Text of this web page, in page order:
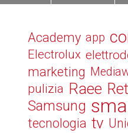
Academy app
Electrolux
marketing
pulizia Raee
Samsung
tecnologia tv